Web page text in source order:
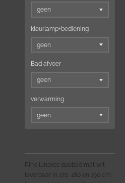
kleurlamp+bediening
Bad afvoer
verwarming
Riho Linares duobad mat wit
leverbaar in 170, 180 en 190 cm